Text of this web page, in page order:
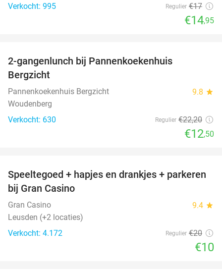
Verkocht: 995
Regulier €17
€14,95
2-gangenlunch bij Pannenkoekenhuis
Bergzicht
Pannenkoekenhuis Bergzicht 9.8 star
Woudenberg
Verkocht: 630
Regulier €22,20
€12,50
50%
Speeltegoed + hapjes en drankjes + parkeren
bij Gran Casino
Gran Casino 9.4 star
Leusden (+2 locaties)
Verkocht: 4.172
Regulier €20
€10